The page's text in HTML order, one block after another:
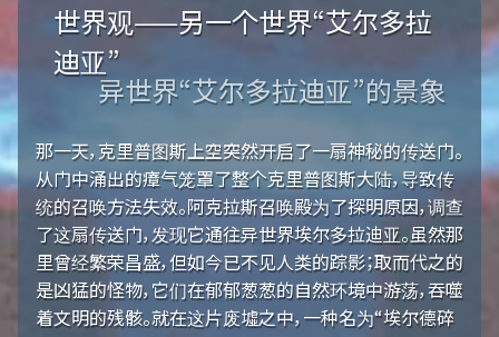
世界观——另一个世界“艾尔多拉
迪亚”
异世界“艾尔多拉迪亚”的景象
那一天，克里普图斯上空突然开启了一扇神秘的传送门。
从门中涌出的瘴气笼罩了整个克里普图斯大陆，导致传
统的召唤方法失效。阿克拉斯召唤殿为了探明原因，调查
了这扇传送门，发现它通往异世界埃尔多拉迪亚。虽然那
里曾经繁荣昌盛，但如今已不见人类的踪影；取而代之的
是凶猛的怪物，它们在郁郁葱葱的自然环境中游荡，吞噬
着文明的残骸。就在这片废墟之中，一种名为“埃尔德碎